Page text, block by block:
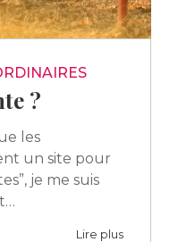
?
les
un site pour
je me suis
Lire plus